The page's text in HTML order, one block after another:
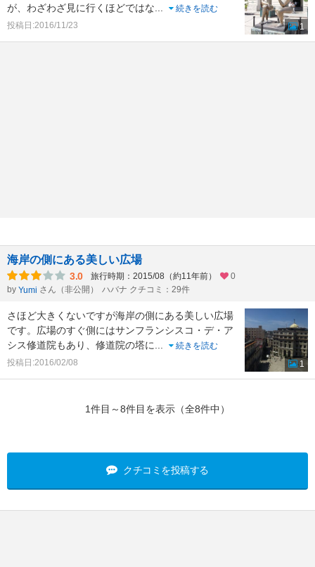
が、わざわざ見に行くほどではな...
続きを読む
投稿日:2016/11/23
1
海岸の側にある美しい広場
3.0 旅行時期：2015/08（約11年前）
0
by Yumi さん（非公開） ハバナ クチコミ：29件
さほど大きくないですが海岸の側にある美しい広場
です。広場のすぐ側にはサンフランシスコ・デ・ア
シス修道院もあり、修道院の塔に...
続きを読む
投稿日:2016/02/08
1
1件目～8件目を表示（全8件中）
クチコミを投稿する